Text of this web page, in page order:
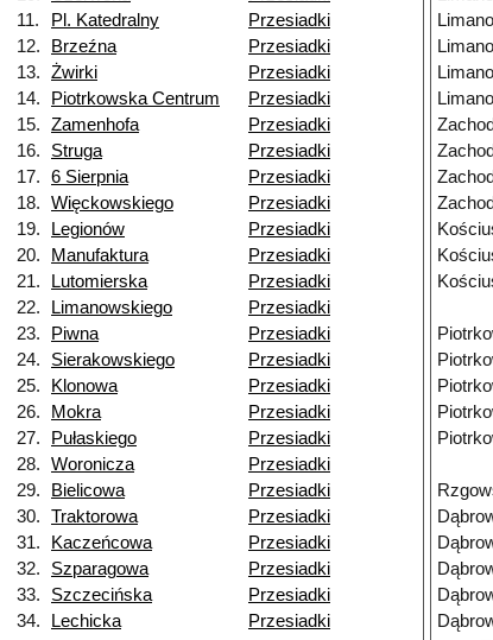
11. Pl. Katedralny
Przesiadki
12. Brzeźna
Przesiadki
13. Żwirki
Przesiadki
14.
Piotrkowska Centrum
Przesiadki
15. Zamenhofa
Przesiadki
16. Struga
Przesiadki
17. 6 Sierpnia
Przesiadki
18. Więckowskiego
Przesiadki
19. Legionów
Przesiadki
20. Manufaktura
Przesiadki
21. Lutomierska
Przesiadki
22. Limanowskiego
Przesiadki
23. Piwna
Przesiadki
24. Sierakowskiego
Przesiadki
25. Klonowa
Przesiadki
26. Mokra
Przesiadki
27. Pułaskiego
Przesiadki
28. Woronicza
Przesiadki
29. Bielicowa
Przesiadki
30. Traktorowa
Przesiadki
31. Kaczeńcowa
Przesiadki
32. Szparagowa
Przesiadki
33. Szczecińska
Przesiadki
34. Lechicka
Przesiadki